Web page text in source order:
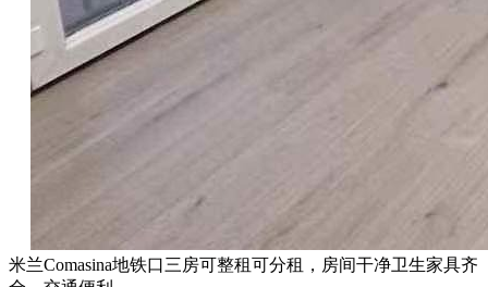
米兰Comasina地铁口三房可整租可分租，房间干净卫生家具齐